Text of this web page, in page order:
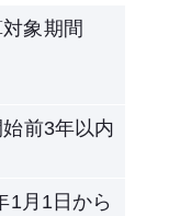
対象期間
前3年以内
1月1日から